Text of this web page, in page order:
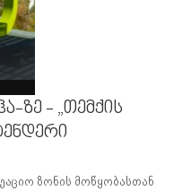
ზე - „თემქის
ზონის მოწყობასთან